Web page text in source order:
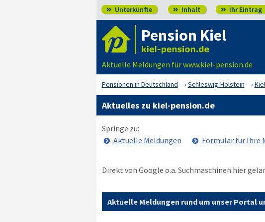
 Unterkünfte  Inhalt  Ihr Eintrag
Pension Kiel
Aktuelle Meldungen für www.kiel-pension.de
Pensionen in Deutschland Schleswig-Holstein Kiel
Aktuelles zu kiel-pension.de
Springe zu:
Aktuelle Meldungen
Formular für Ihre
Direkt von Google o.a. Suchmaschinen hier
Aktuelle Meldungen rund um unser Portal